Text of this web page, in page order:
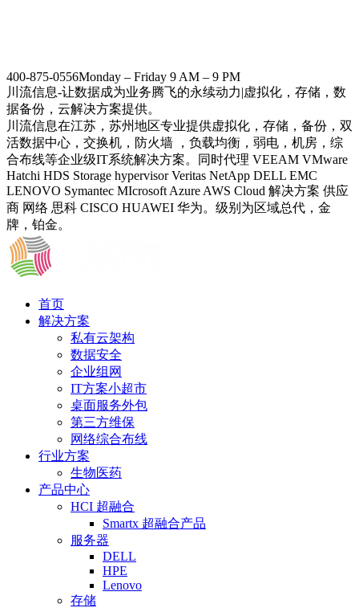
400-875-0556Monday – Friday 9 AM – 9 PM
川流信息-让数据成为业务腾飞的永续动力|虚拟化，存储，数
据备份，云解决方案提供。
川流信息在江苏，苏州地区专业提供虚拟化，存储，备份，双
活数据中心，交换机，防火墙 ，负载均衡，弱电，机房，综
合布线等企业级IT系统解决方案。同时代理 VEEAM VMware
Hatchi HDS Storage hypervisor Veritas NetApp DELL EMC
LENOVO Symantec MIcrosoft Azure AWS Cloud 解决方案 供应
商 网络 思科 CISCO HUAWEI 华为。级别为区域总代，金
牌，铂金。
首页
解决方案
私有云架构
数据安全
企业组网
IT方案小超市
桌面服务外包
第三方维保
网络综合布线
行业方案
生物医药
产品中心
HCI 超融合
Smartx 超融合产品
服务器
DELL
HPE
Lenovo
存储